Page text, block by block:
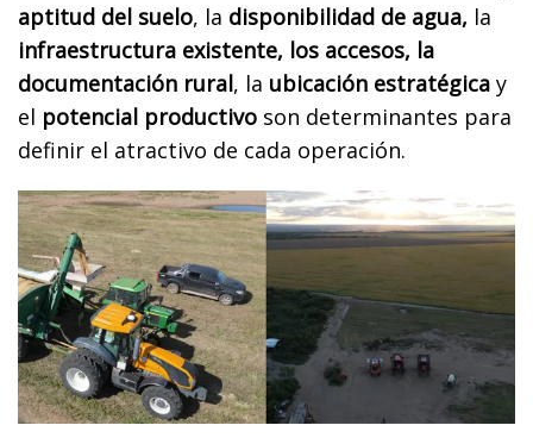
aptitud del suelo, la disponibilidad de agua, la
infraestructura existente, los accesos, la
documentación rural, la ubicación estratégica y
el potencial productivo son determinantes para
definir el atractivo de cada operación.